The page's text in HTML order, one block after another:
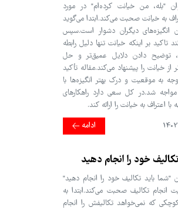
"بله، من خیانت کرده‌ام" در مورد
به خیانت صحبت می‌کند.ابتدا می‌گوید
دیگران دشوار است.سپس
تاکید بر اینکه خیانت تنها دلیل رابطه
توضیح دادن دلایل عمیق‌تر و حل
خیانت را پیشنهاد می‌کند.مقاله تأکید
به موقعیت و درک بهتر انگیزه‌ها با
شد.در کل سعی دارد راهکارهای
اعتراف به خیانت را ارائه کند.
ادامه
خود را انجام دهید
"شما باید تکالیف خود را انجام دهید"
انجام تکالیف صحبت می‌کند.ابتدا به
که نمی‌خواهد تکالیفش را انجام